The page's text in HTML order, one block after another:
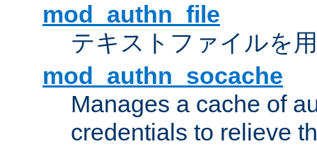
mod_authn_file
テキストファイルを
mod_authn_socache
Manages a cache of
credentials to relieve